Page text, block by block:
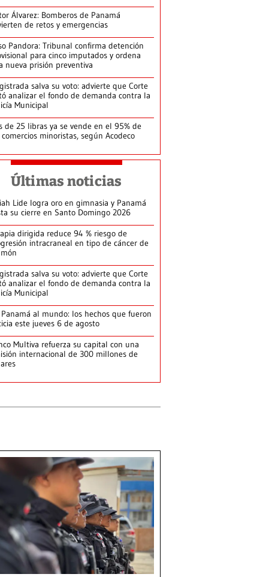
Álvarez: Bomberos de Panamá
de retos y emergencias
Pandora: Tribunal confirma detención
para cinco imputados y ordena
nueva prisión preventiva
salva su voto: advierte que Corte
analizar el fondo de demanda contra la
Municipal
de 25 libras ya se vende en el 95% de
comercios minoristas, según Acodeco
Últimas noticias
Lide logra oro en gimnasia y Panamá
su cierre en Santo Domingo 2026
dirigida reduce 94 % riesgo de
intracraneal en tipo de cáncer de
salva su voto: advierte que Corte
analizar el fondo de demanda contra la
Municipal
Panamá al mundo: los hechos que fueron
este jueves 6 de agosto
Multiva refuerza su capital con una
internacional de 300 millones de